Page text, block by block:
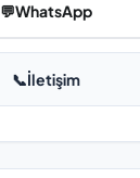
💬WhatsApp
📞İletişim